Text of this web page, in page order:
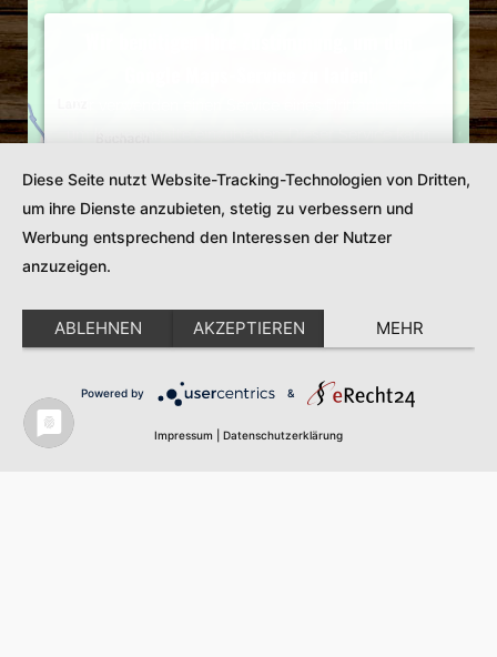
die Details durch und stimmen Sie der Nutzung des
Service zu, um diese Karte anzuzeigen.
Akzeptieren
Platform
Diese Seite nutzt Website-Tracking-Technologien von Dritten,
um ihre Dienste anzubieten, stetig zu verbessern und
Werbung entsprechend den Interessen der Nutzer
anzuzeigen.
ABLEHNEN AKZEPTIEREN MEHR
Powered by &
Impressum Datenschutzerklärung